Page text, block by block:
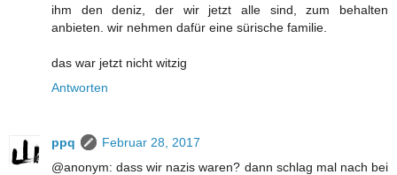
ihm den deniz, der wir jetzt alle sind, zum behalten
anbieten. wir nehmen dafür eine sürische familie.
das war jetzt nicht witzig
Antworten
ppq
Februar 28, 2017
@anonym: dass wir nazis waren? dann schlag mal nach bei